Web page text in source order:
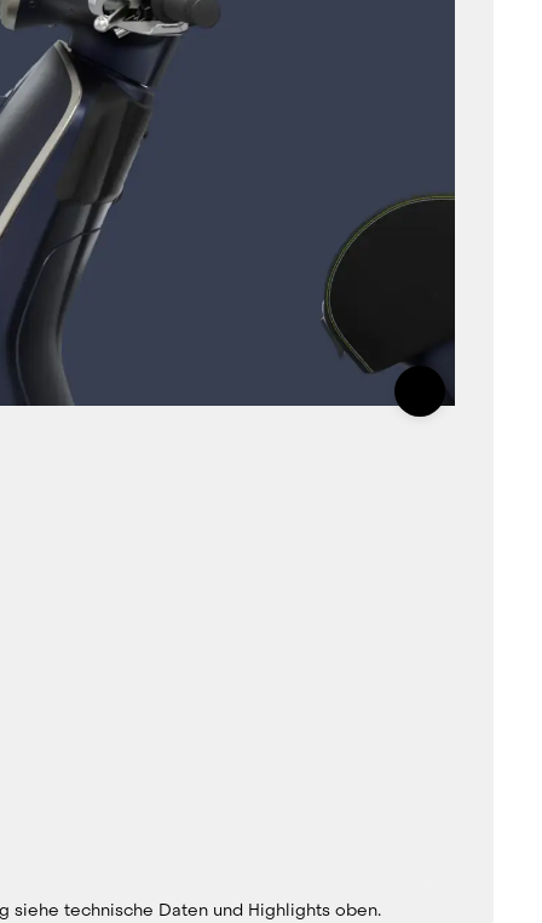
siehe technische Daten und Highlights oben.